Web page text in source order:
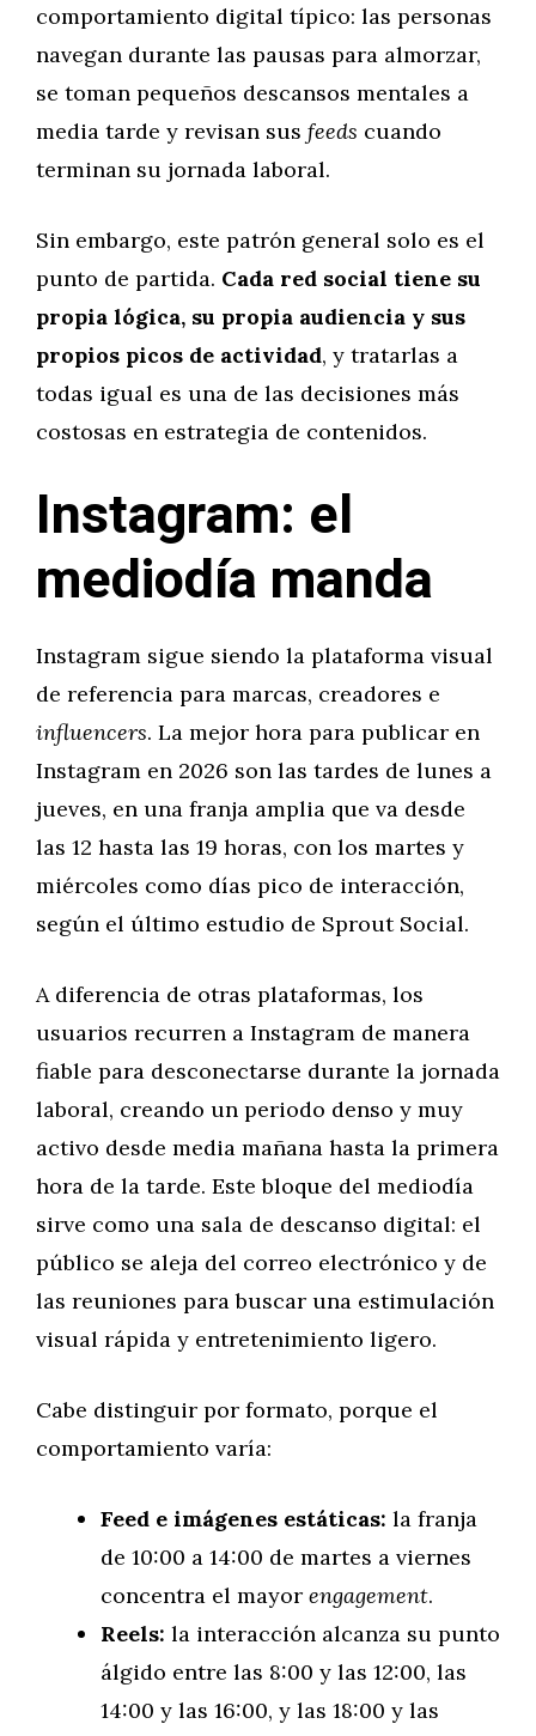
comportamiento digital típico: las personas
navegan durante las pausas para almorzar,
se toman pequeños descansos mentales a
media tarde y revisan sus feeds cuando
terminan su jornada laboral.
Sin embargo, este patrón general solo es el
punto de partida. Cada red social tiene su
propia lógica, su propia audiencia y sus
propios picos de actividad, y tratarlas a
todas igual es una de las decisiones más
costosas en estrategia de contenidos.
Instagram: el
mediodía manda
Instagram sigue siendo la plataforma visual
de referencia para marcas, creadores e
influencers. La mejor hora para publicar en
Instagram en 2026 son las tardes de lunes a
jueves, en una franja amplia que va desde
las 12 hasta las 19 horas, con los martes y
miércoles como días pico de interacción,
según el último estudio de Sprout Social.
A diferencia de otras plataformas, los
usuarios recurren a Instagram de manera
fiable para desconectarse durante la jornada
laboral, creando un periodo denso y muy
activo desde media mañana hasta la primera
hora de la tarde. Este bloque del mediodía
sirve como una sala de descanso digital: el
público se aleja del correo electrónico y de
las reuniones para buscar una estimulación
visual rápida y entretenimiento ligero.
Cabe distinguir por formato, porque el
comportamiento varía:
Feed e imágenes estáticas: la franja
de 10:00 a 14:00 de martes a viernes
concentra el mayor engagement.
Reels: la interacción alcanza su punto
álgido entre las 8:00 y las 12:00, las
14:00 y las 16:00, y las 18:00 y las